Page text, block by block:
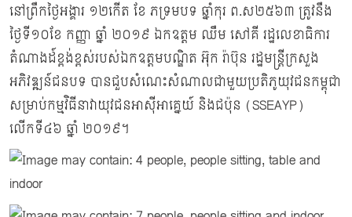
នៅព្រឹកថ្ងៃអង្គារ ១២កើត ខែ ភទ្រមបទ ឆ្នាំកុរ ព.ស២៥៦៣ ត្រូវនឹង
ថ្ងៃទី១០ខែ កញ្ញា ឆ្នាំ ២០១៩ ឯកឧត្តម ឈឹម សៅគី រដ្ឋលេខាធិការ
តំណាងដ៍ខ្ពង់ខ្ពស់របស់ឯកឧត្តមបណ្ឌិត អ៊ុក រ៉ាប៊ុន រដ្ឋមន្រ្តីក្រសួង
អភិវឌ្ឍន៍ជនបទ បានជួបសំណេះសំណាលជាមួយប្រតិភូយុវជនកម្ពុជា
សម្រាប់កម្មវិធីនាវាយុវជនអាស៊ីអាគ្នេយ៍ និងជប៉ុន (SSEAYP)
លើកទី៤៦ ឆ្នាំ ២០១៩។